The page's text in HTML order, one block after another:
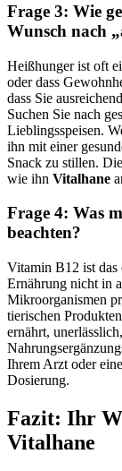
Frage 3: Wie
Wunsch nach
Heißhunger ist oft
oder dass
dass Sie
Suchen Sie nach
Lieblingsspeisen.
ihn mit einer
Snack zu stillen.
wie ihn Vitalhane
Frage 4: Was
beachten?
Vitamin B12 ist das
Ernährung nicht in
Mikroorganismen
tierischen
ernährt,
Ihrem Arzt oder
Dosierung.
Fazit: Ihr
Vitalhane